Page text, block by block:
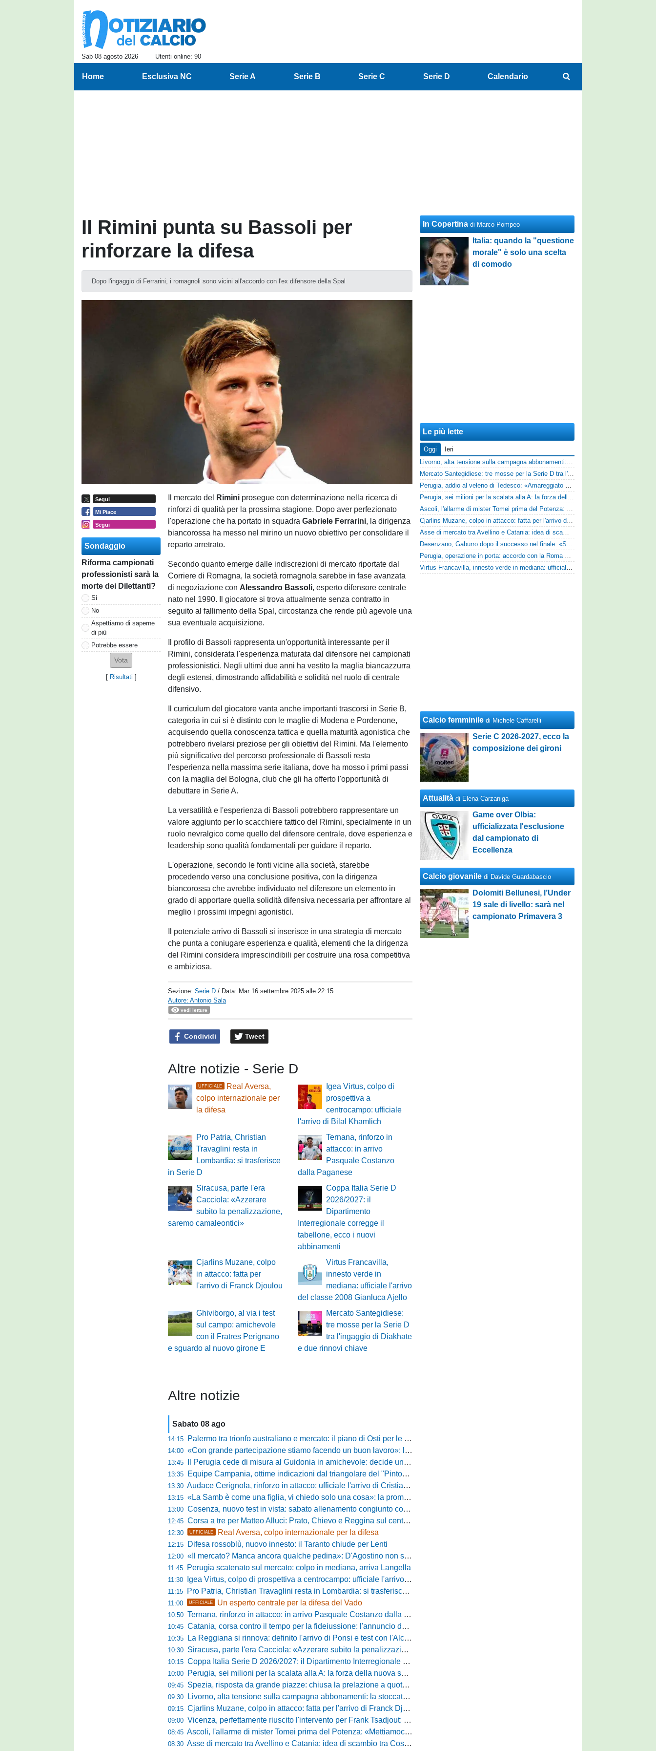
Sab 08 agosto 2026 Utenti online: 90
Home Esclusiva NC Serie A Serie B Serie C Serie D Calendario
Il Rimini punta su Bassoli per
rinforzare la difesa
Dopo l'ingaggio di Ferrarini, i romagnoli sono vicini all'accordo con l'ex difensore della Spal
Segui
Mi Piace
Segui
Sondaggio
Riforma campionati
professionisti sarà la
morte dei Dilettanti?
Si
No
Aspettiamo di saperne
di più
Potrebbe essere
[ Risultati ]
Il mercato del Rimini prosegue con determinazione nella ricerca di
rinforzi di qualità per la prossima stagione. Dopo aver perfezionato
l'operazione che ha portato in squadraGabriele Ferrarini, la dirigenza
biancorossa ha messo nel mirino un nuovo obiettivo per consolidare il
reparto arretrato.
Secondo quanto emerge dalle indiscrezioni di mercato riportate dal
Corriere di Romagna, la società romagnola sarebbe in fase avanzata
di negoziazione con Alessandro Bassoli, esperto difensore centrale
nato nel 1990. Il giocatore si trova attualmente senza contratto in
seguito al fallimento della Spal, circostanza che rende più agevole una
sua eventuale acquisizione.
Il profilo di Bassoli rappresenta un'opportunità interessante per il
Rimini, considerata l'esperienza maturata dal difensore nei campionati
professionistici. Negli ultimi due anni ha vestito la maglia biancazzurra
degli estensi, dimostrando affidabilità e solidità nel ruolo di centrale
difensivo.
Il curriculum del giocatore vanta anche importanti trascorsi in Serie B,
categoria in cui si è distinto con le maglie di Modena e Pordenone,
acquisendo quella conoscenza tattica e quella maturità agonistica che
potrebbero rivelarsi preziose per gli obiettivi del Rimini. Ma l'elemento
più significativo del percorso professionale di Bassoli resta
l'esperienza nella massima serie italiana, dove ha mosso i primi passi
con la maglia del Bologna, club che gli ha offerto l'opportunità di
debuttare in Serie A.
La versatilità e l'esperienza di Bassoli potrebbero rappresentare un
valore aggiunto per lo scacchiere tattico del Rimini, specialmente in un
ruolo nevralgico come quello del difensore centrale, dove esperienza e
leadership sono qualità fondamentali per guidare il reparto.
L'operazione, secondo le fonti vicine alla società, starebbe
procedendo verso una conclusione positiva, con la dirigenza
biancorossa che avrebbe individuato nel difensore un elemento in
grado di apportare quella solidità difensiva necessaria per affrontare al
meglio i prossimi impegni agonistici.
Il potenziale arrivo di Bassoli si inserisce in una strategia di mercato
che punta a coniugare esperienza e qualità, elementi che la dirigenza
del Rimini considera imprescindibili per costruire una rosa competitiva
e ambiziosa.
Sezione:Serie D / Data: Mar 16 settembre 2025 alle 22:15
Autore: Antonio Sala
vedi letture
Condividi Tweet
Altre notizie - Serie D
UFFICIALE
Real Aversa,
colpo internazionale per
la difesa
Igea Virtus, colpo di
prospettiva a
centrocampo: ufficiale
l'arrivo di Bilal Khamlich
Pro Patria, Christian
Travaglini resta in
Lombardia: si trasferisce
in Serie D
Ternana, rinforzo in
attacco: in arrivo
Pasquale Costanzo
dalla Paganese
Siracusa, parte l'era
Cacciola: «Azzerare
subito la penalizzazione,
saremo camaleontici»
Coppa Italia Serie D
2026/2027: il
Dipartimento
Interregionale corregge il
tabellone, ecco i nuovi
abbinamenti
Cjarlins Muzane, colpo
in attacco: fatta per
l'arrivo di Franck Djoulou
Virtus Francavilla,
innesto verde in
mediana: ufficiale l'arrivo
del classe 2008 Gianluca Ajello
Ghiviborgo, al via i test
sul campo: amichevole
con il Fratres Perignano
e sguardo al nuovo girone E
Mercato Santegidiese:
tre mosse per la Serie D
tra l'ingaggio di Diakhate
e due rinnovi chiave
Altre notizie
Sabato 08 ago
14:15 Palermo tra trionfo australiano e mercato: il piano di Osti per le uscite e la suggestione Almena
14:00 «Con grande partecipazione stiamo facendo un buon lavoro»: la carica di mister Bonera accende la Pro Vercelli
13:45 Il Perugia cede di misura al Guidonia in amichevole: decide un rigore di Zuppel a Bastia
13:35 Equipe Campania, ottime indicazioni dal triangolare del "Pinto": il report
13:30 Audace Cerignola, rinforzo in attacco: ufficiale l'arrivo di Cristian Padula dal Torino
13:15 «La Samb è come una figlia, vi chiedo solo una cosa»: la promessa di Vittorio Massi commuove la piazza
13:00 Cosenza, nuovo test in vista: sabato allenamento congiunto con il Bisignano
12:45 Corsa a tre per Matteo Alluci: Prato, Chievo e Reggina sul centrocampista
12:30 UFFICIALE Real Aversa, colpo internazionale per la difesa
12:15 Difesa rossoblù, nuovo innesto: il Taranto chiude per Lenti
12:00 «Il mercato? Manca ancora qualche pedina»: D'Agostino non si ferma e punta in alto
11:45 Perugia scatenato sul mercato: colpo in mediana, arriva Langella
11:30 Igea Virtus, colpo di prospettiva a centrocampo: ufficiale l'arrivo di Bilal Khamlich
11:15 Pro Patria, Christian Travaglini resta in Lombardia: si trasferisce in Serie D
11:00 UFFICIALE Un esperto centrale per la difesa del Vado
10:50 Ternana, rinforzo in attacco: in arrivo Pasquale Costanzo dalla Paganese
10:45 Catania, corsa contro il tempo per la fideiussione: l'annuncio della società e le ragioni dello slittamento
10:35 La Reggiana si rinnova: definito l'arrivo di Ponsi e test con l'Alcione
10:30 Siracusa, parte l'era Cacciola: «Azzerare subito la penalizzazione, saremo camaleontici»
10:15 Coppa Italia Serie D 2026/2027: il Dipartimento Interregionale corregge il tabellone, ecco i nuovi abbinamenti
10:00 Perugia, sei milioni per la scalata alla A: la forza della nuova societa e il progetto di Alessandro Gaucci
09:45 Spezia, risposta da grande piazze: chiusa la prelazione a quota 5.164 abbonamenti
09:30 Livorno, alta tensione sulla campagna abbonamenti: la stoccata della Curva Nord alla società
09:15 Cjarlins Muzane, colpo in attacco: fatta per l'arrivo di Franck Djoulou
09:00 Vicenza, perfettamente riuscito l'intervento per Frank Tsadjout: il comunicato del club
08:45 Ascoli, l'allarme di mister Tomei prima del Potenza: «Mettiamoci l'elmetto, l'obiettivo è la salvezza e non dobbiamo vendere fumo!»
08:30 Asse di mercato tra Avellino e Catania: idea di scambio tra Cosimo Patierno e Kaleb Jimenez
In Copertina di Marco Pompeo
Italia: quando la "questione
morale" è solo una scelta
di comodo
Le più lette
Oggi
Ieri
Livorno, alta tensione sulla campagna abbonamenti: la stoccata della Curva Nord alla società
Mercato Santegidiese: tre mosse per la Serie D tra l'ingaggio di Diakhate e due rinnovi chiave
Perugia, addio al veleno di Tedesco: «Amareggiato dalle parole di Alessandro Gaucci, mi hanno ferito umanamente»
Perugia, sei milioni per la scalata alla A: la forza della nuova societa e il progetto di Alessandro Gaucci
Ascoli, l'allarme di mister Tomei prima del Potenza: «Mettiamoci l'elmetto, l'obiettivo è la salvezza e non dobbiamo vendere fumo!»
Cjarlins Muzane, colpo in attacco: fatta per l'arrivo di Franck Djoulou
Asse di mercato tra Avellino e Catania: idea di scambio tra Cosimo Patierno e Kaleb Jimenez
Desenzano, Gaburro dopo il successo nel finale: «Sapevamo che avremmo sofferto, ma si è vista la voglia di vincere»
Perugia, operazione in porta: accordo con la Roma per il talento Zelezny
Virtus Francavilla, innesto verde in mediana: ufficiale l'arrivo del classe 2008 Gianluca Ajello
Calcio femminile di Michele Caffarelli
Serie C 2026-2027, ecco la
composizione dei gironi
Attualità di Elena Carzaniga
Game over Olbia:
ufficializzata l'esclusione
dal campionato di
Eccellenza
Calcio giovanile di Davide Guardabascio
Dolomiti Bellunesi, l’Under
19 sale di livello: sarà nel
campionato Primavera 3